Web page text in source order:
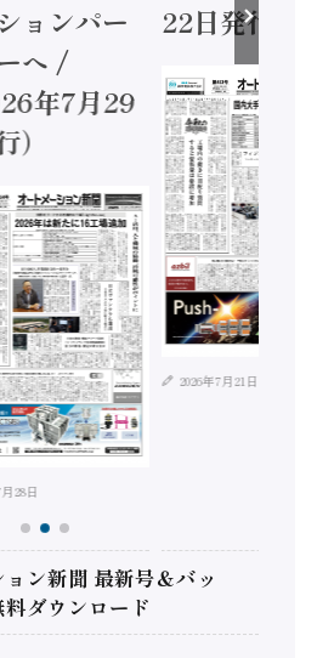
パー
7月29
22日発行）
2026年7月21日
ン新聞 最新号＆バッ
ダウンロード